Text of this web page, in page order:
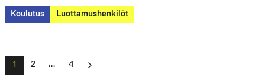
Koulutus Luottamushenkilöt
Artikkelien
sivutus
1 2 … 4